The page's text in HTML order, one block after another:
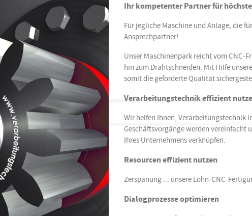
Ihr kompetenter Partner für
Für jegliche Maschine und Anlage, die
Ansprechpartner!
Unser Maschinenpark reicht vom CNC-
hin zum Drahtschneiden. Mit Hilfe
somit die geforderte Qualität
Verarbeitungstechnik effizient
Wir helfen Ihnen, Verarbeitungstechnik
Geschäftsvorgänge werden vereinfacht
Ihres Unternehmens verknüpfen.
Resourcen effizient nutzen
Zerspanung ... unsere Lohn-CNC-
Dialogprozesse optimieren